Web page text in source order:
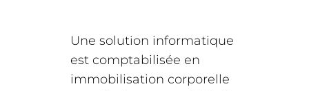
Une solution informatique
est comptabilisée en
immobilisation corporelle